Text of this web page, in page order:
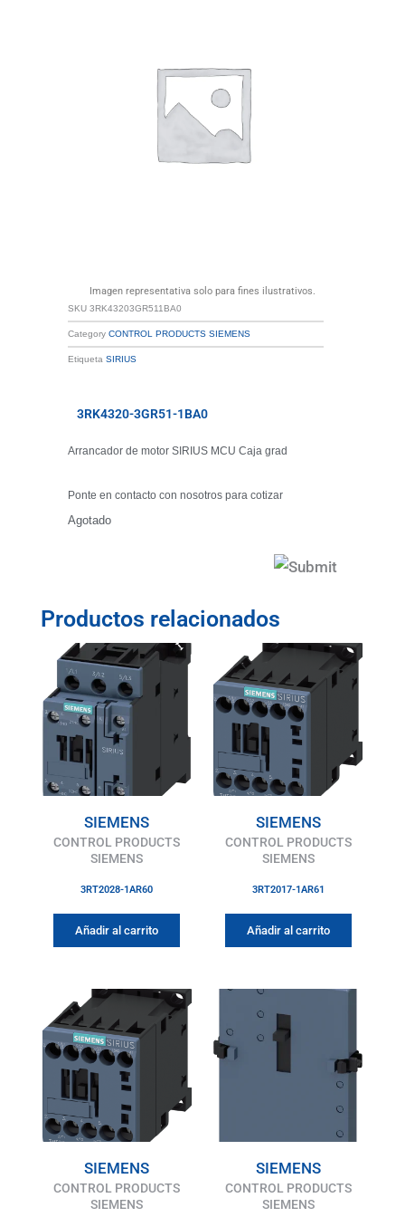
Imagen representativa solo para fines ilustrativos.
SKU 3RK43203GR511BA0
Category CONTROL PRODUCTS SIEMENS
Etiqueta SIRIUS
3RK4320-3GR51-1BA0
Arrancador de motor SIRIUS MCU Caja grad
Ponte en contacto con nosotros para cotizar
Agotado
Productos relacionados
SIEMENS
CONTROL PRODUCTS
SIEMENS
3RT2028-1AR60
Añadir al carrito
SIEMENS
CONTROL PRODUCTS
SIEMENS
3RT2017-1AR61
Añadir al carrito
SIEMENS
CONTROL PRODUCTS
SIEMENS
SIEMENS
CONTROL PRODUCTS
SIEMENS